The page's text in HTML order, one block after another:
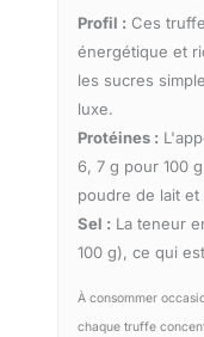
Profil : Ces
énergétique et
les sucres
luxe.
Protéines :
6, 7 g pour 100
poudre de lait
Sel : La teneur
100 g), ce qui
À consommer
chaque truffe